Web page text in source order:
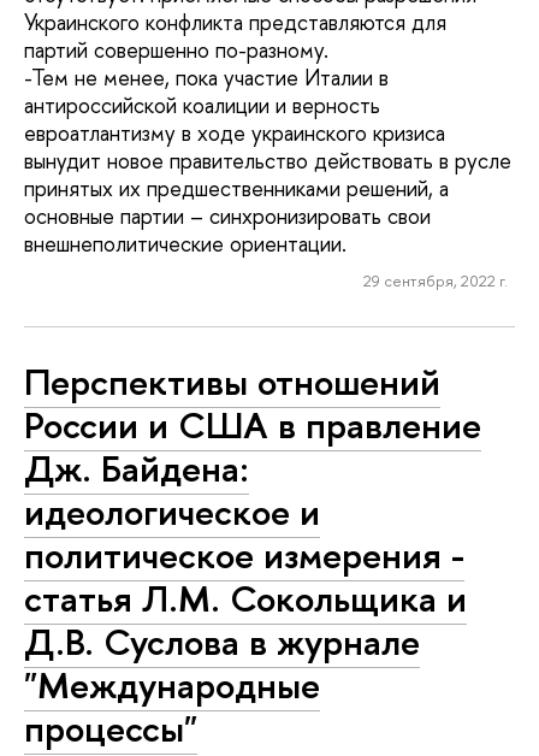
Украинского конфликта представляются для
партий совершенно по-разному.
-Тем не менее, пока участие Италии в
антироссийской коалиции и верность
евроатлантизму в ходе украинского кризиса
вынудит новое правительство действовать в русле
принятых их предшественниками решений, а
основные партии – синхронизировать свои
внешнеполитические ориентации.
29 сентября, 2022 г.
Перспективы отношений
России и США в правление
Дж. Байдена:
идеологическое и
политическое измерения -
статья Л.М. Сокольщика и
Д.В. Суслова в журнале
"Международные
процессы"